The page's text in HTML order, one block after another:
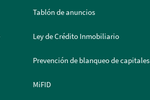
Tablón de anuncios
Ley de Crédito Inmobiliario
Prevención de blanqueo de capitales
MiFID